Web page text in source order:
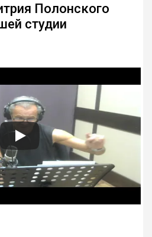
Полонского
студии